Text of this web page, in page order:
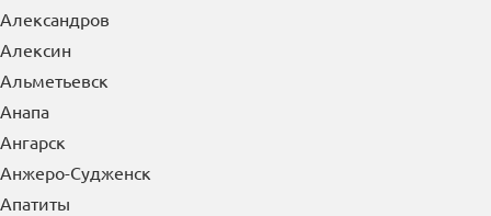
Александров
Алексин
Альметьевск
Анапа
Ангарск
Анжеро-Судженск
Апатиты